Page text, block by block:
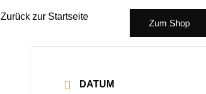
Zurück zur Startseite
Zum Shop
DATUM